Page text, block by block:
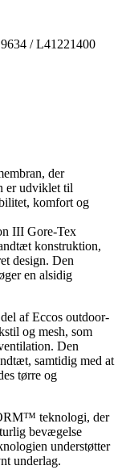
/ L41221400
der
er udviklet til
komfort og
III Gore-Tex
konstruktion,
design. Den
en alsidig
af Eccos outdoor-
og mesh, som
Den
samtidig med at
tørre og
teknologi, der
bevægelse
understøtter
underlag.